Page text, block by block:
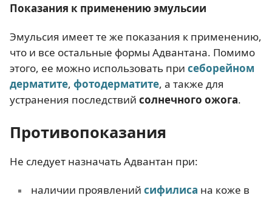
Показания к применениюэмульсии
Эмульсия имеет те же показания к применению,
что и все остальные формы Адвантана. Помимо
этого, ее можно использовать при себорейном
дерматите, фотодерматите, а также для
устранения последствий солнечного ожога.
Противопоказания
Не следует назначать Адвантан при:
наличии проявлений сифилиса на коже в